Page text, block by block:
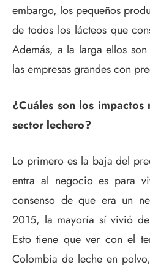
embargo, los pequeños
de todos los lácteos que
Además, a la larga ellos
las empresas grandes con
¿Cuáles son los
sector lechero?
Lo primero es la baja del
entra al negocio es para
consenso de que era un
2015, la mayoría sí vivió
Esto tiene que ver con el
Colombia de leche en